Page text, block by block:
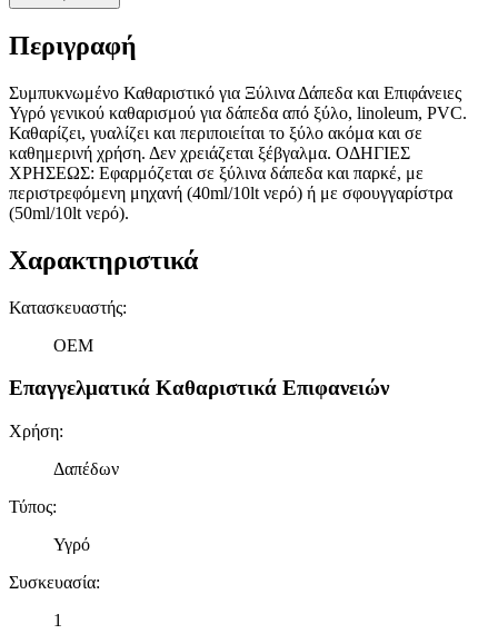
Περιγραφή
Συμπυκνωμένο Καθαριστικό για Ξύλινα Δάπεδα και Επιφάνειες
Υγρό γενικού καθαρισμού για δάπεδα από ξύλο, linoleum, PVC.
Καθαρίζει, γυαλίζει και περιποιείται το ξύλο ακόμα και σε
καθημερινή χρήση. Δεν χρειάζεται ξέβγαλμα. ΟΔΗΓΙΕΣ
ΧΡΗΣΕΩΣ: Εφαρμόζεται σε ξύλινα δάπεδα και παρκέ, με
περιστρεφόμενη μηχανή (40ml/10lt νερό) ή με σφουγγαρίστρα
(50ml/10lt νερό).
Χαρακτηριστικά
Κατασκευαστής:
OEM
Επαγγελματικά Καθαριστικά Επιφανειών
Χρήση:
Δαπέδων
Τύπος:
Υγρό
Συσκευασία:
1